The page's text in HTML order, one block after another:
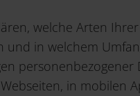
welche Arten
und in welchem
personenbezogener
in mobilen